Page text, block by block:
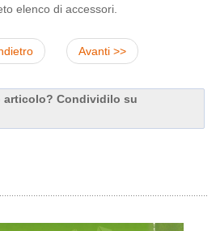
elenco di accessori.
Avanti >>
articolo? Condividilo su